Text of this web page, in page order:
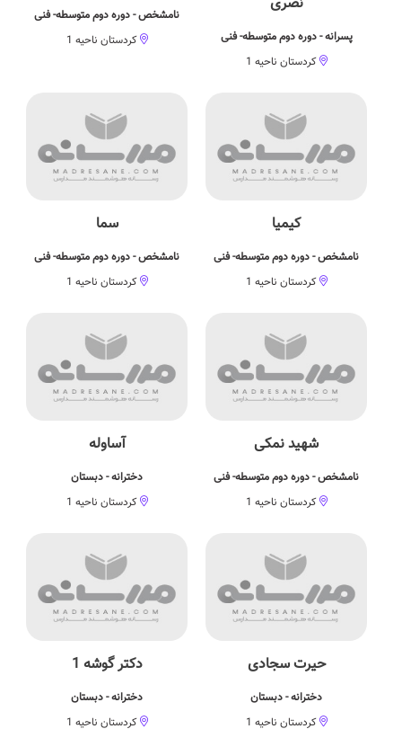
پسرانه - دوره دوم متوسطه- فنی
کردستان ناحیه 1
نامشخص - دوره دوم متوسطه- فنی
کردستان ناحیه 1
کیمیا
نامشخص - دوره دوم متوسطه- فنی
کردستان ناحیه 1
سما
نامشخص - دوره دوم متوسطه- فنی
کردستان ناحیه 1
شهید نمکی
نامشخص - دوره دوم متوسطه- فنی
کردستان ناحیه 1
آساوله
دخترانه - دبستان
کردستان ناحیه 1
حیرت سجادی
دخترانه - دبستان
کردستان ناحیه 1
دکتر گوشه 1
دخترانه - دبستان
کردستان ناحیه 1